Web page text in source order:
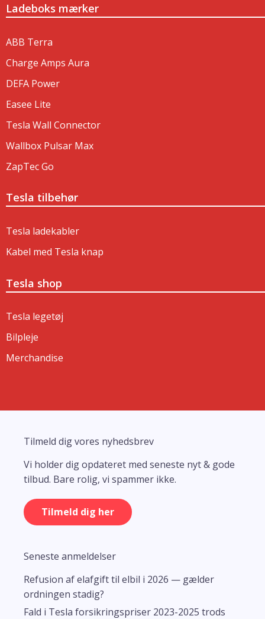
Ladeboks mærker
ABB Terra
Charge Amps Aura
DEFA Power
Easee Lite
Tesla Wall Connector
Wallbox Pulsar Max
ZapTec Go
Tesla tilbehør
Tesla ladekabler
Kabel med Tesla knap
Tesla shop
Tesla legetøj
Bilpleje
Merchandise
Tilmeld dig vores nyhedsbrev
Vi holder dig opdateret med seneste nyt & gode
tilbud. Bare rolig, vi spammer ikke.
Tilmeld dig her
Seneste anmeldelser
Refusion af elafgift til elbil i 2026 — gælder
ordningen stadig?
Fald i Tesla forsikringspriser 2023-2025 trods